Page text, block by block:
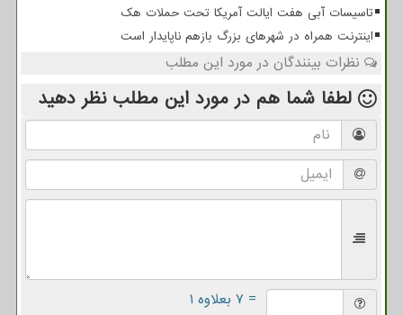
تاسیسات آبی هفت ایالت آمریکا تحت حملات هک
اینترنت همراه در شهرهای بزرگ بازهم ناپایدار است
نظرات بینندگان در مورد این مطلب
لطفا شما هم در مورد این مطلب نظر دهید
= ۷ بعلاوه ۱